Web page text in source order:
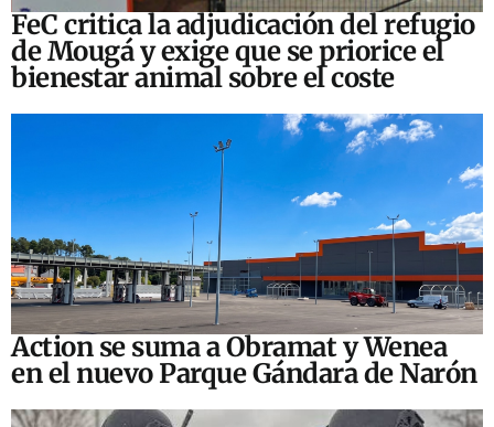
FeC critica la adjudicación del refugio
de Mougá y exige que se priorice el
bienestar animal sobre el coste
Action se suma a Obramat y Wenea
en el nuevo Parque Gándara de Narón